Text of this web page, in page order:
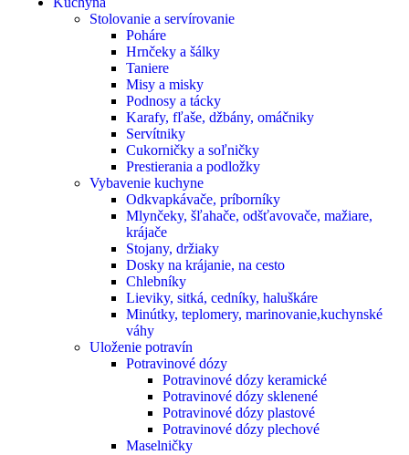
Stolovanie a servírovanie
Poháre
Hrnčeky a šálky
Taniere
Misy a misky
Podnosy a tácky
Karafy, fľaše, džbány, omáčniky
Servítniky
Cukorničky a soľničky
Prestierania a podložky
Vybavenie kuchyne
Odkvapkávače, príborníky
Mlynčeky, šľahače, odšťavovače, mažiare,
krájače
Stojany, držiaky
Dosky na krájanie, na cesto
Chlebníky
Lieviky, sitká, cedníky, haluškáre
Minútky, teplomery, marinovanie,kuchynské
váhy
Uloženie potravín
Potravinové dózy
Potravinové dózy keramické
Potravinové dózy sklenené
Potravinové dózy plastové
Potravinové dózy plechové
Maselničky